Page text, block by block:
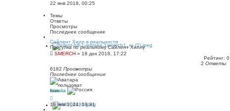
22 янв 2018, 00:25
Темы
Ответы
Просмотры
Последнее сообщение
Сайлент Хилл в реальности
Прогулка по реальному Сайлент Хиллу
SMERCH » 18 дек 2018, 17:22
Рейтинг:
2 Ответы
6182 Просмотры
Последнее сообщение
Natalia
19 янв 2024, 18:31